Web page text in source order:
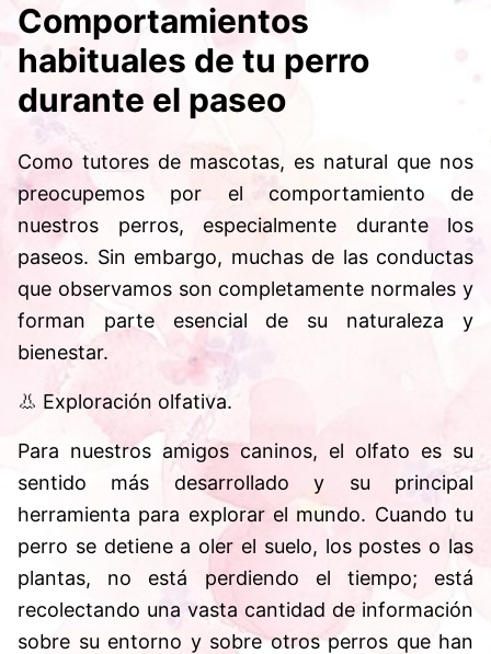
Comportamientos
habituales de tu perro
durante el paseo
Como tutores de mascotas, es natural que nos
preocupemos por el comportamiento de
nuestros perros, especialmente durante los
paseos. Sin embargo, muchas de las conductas
que observamos son completamente normales y
forman parte esencial de su naturaleza y
bienestar.
👃 Exploración olfativa.
Para nuestros amigos caninos, el olfato es su
sentido más desarrollado y su principal
herramienta para explorar el mundo. Cuando tu
perro se detiene a oler el suelo, los postes o las
plantas, no está perdiendo el tiempo; está
recolectando una vasta cantidad de información
sobre su entorno y sobre otros perros que han